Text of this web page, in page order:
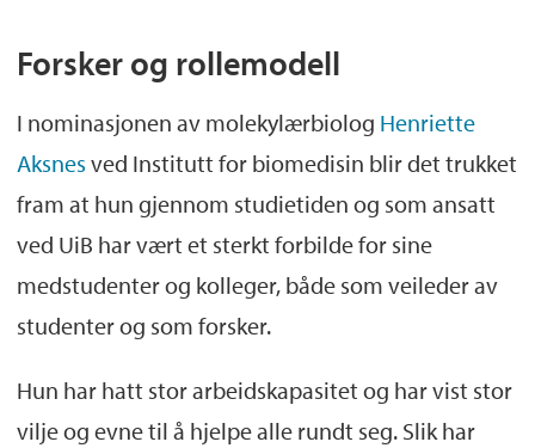
Forsker og rollemodell
I nominasjonen av molekylærbiolog Henriette
Aksnes ved Institutt for biomedisin blir det trukket
fram at hun gjennom studietiden og som ansatt
ved UiB har vært et sterkt forbilde for sine
medstudenter og kolleger, både som veileder av
studenter og som forsker.
Hun har hatt stor arbeidskapasitet og har vist stor
vilje og evne til å hjelpe alle rundt seg. Slik har